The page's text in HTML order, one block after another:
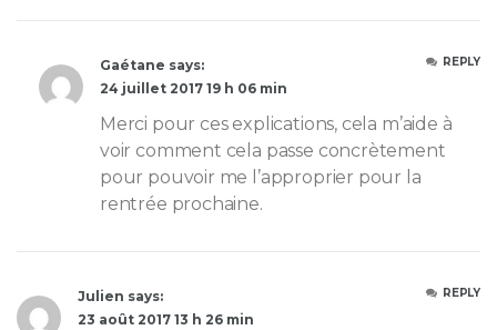
Gaétane says:
24 juillet 2017 19 h 06 min
REPLY
Merci pour ces explications, cela m’aide à
voir comment cela passe concrètement
pour pouvoir me l’approprier pour la
rentrée prochaine.
Julien says:
23 août 2017 13 h 26 min
REPLY